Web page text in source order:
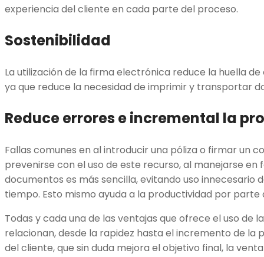
experiencia del cliente en cada parte del proceso.
Sostenibilidad
La utilización de la firma electrónica reduce la huella
ya que reduce la necesidad de imprimir y transportar
Reduce errores e incremental la
Fallas comunes en al introducir una póliza o firmar un
prevenirse con el uso de este recurso, al manejarse
documentos es más sencilla, evitando uso innecesario
tiempo. Esto mismo ayuda a la productividad por
Todas y cada una de las ventajas que ofrece el uso de
relacionan, desde la rapidez hasta el incremento de la
del cliente, que sin duda mejora el objetivo final, la